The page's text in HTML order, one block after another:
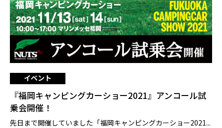
イベント
『福岡キャンピングカーショー2021』アンコール試
乗会開催！
先日まで開催していました「福岡キャンピングカーショー2021...